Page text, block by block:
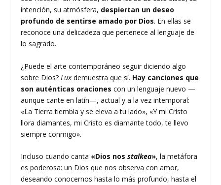
intención, su atmósfera, despiertan un deseo
profundo de sentirse amado por Dios. En ellas se
reconoce una delicadeza que pertenece al lenguaje de
lo sagrado.
¿Puede el arte contemporáneo seguir diciendo algo
sobre Dios? Lux demuestra que sí. Hay canciones que
son auténticas oraciones con un lenguaje nuevo —
aunque cante en latín—, actual y a la vez intemporal:
«La Tierra tiembla y se eleva a tu lado», «Y mi Cristo
llora diamantes, mi Cristo es diamante todo, te llevo
siempre conmigo».
Incluso cuando canta «Dios nosstalkea», la metáfora
es poderosa: un Dios que nos observa con amor,
deseando conocernos hasta lo más profundo, hasta el